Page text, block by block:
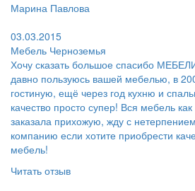
Марина Павлова
03.03.2015
Мебель Черноземья
Хочу сказать большое спасибо
давно пользуюсь вашей мебелью, в
гостиную, ещё через год кухню и
качество просто супер! Вся мебель
заказала прихожую, жду с
компанию если хотите приобрести
мебель!
Читать отзыв